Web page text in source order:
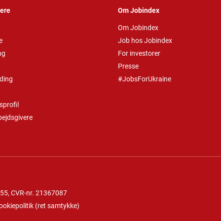
Om Jobindex
Om Jobindex
Job hos Jobindex
For investorer
Presse
#JobsForUkraine
, CVR-nr. 21367087
(ret samtykke)